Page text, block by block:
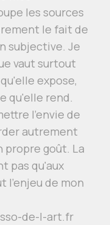
les sources
le fait de
subjective. Je
vaut surtout
expose,
qu'elle rend.
l'envie de
autrement
propre goût. La
pas qu'aux
l'enjeu de mon
de-l-art.fr